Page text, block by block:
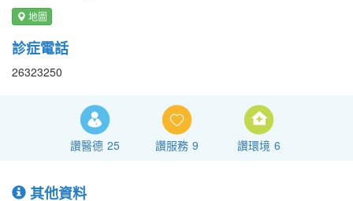
地圖
診症電話
26323250
讚醫德 25 讚服務 9 讚環境 6
其他資料